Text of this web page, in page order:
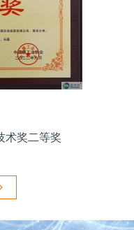
术奖二等奖